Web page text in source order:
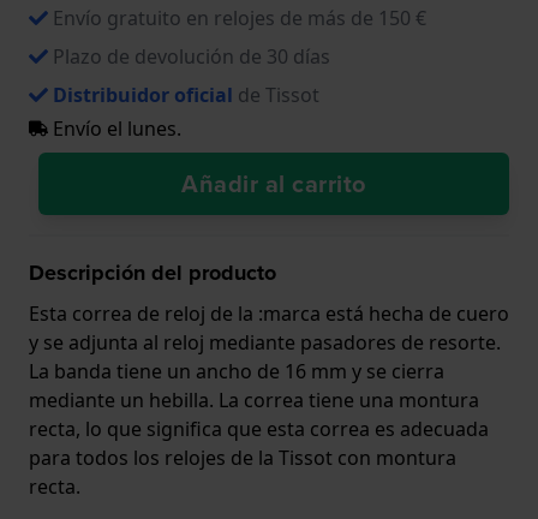
Envío gratuito en relojes de más de 150 €
Plazo de devolución de 30 días
Distribuidor oficial de Tissot
Envío el lunes.
Añadir al carrito
Descripción del producto
Esta correa de reloj de la :marca está hecha de cuero
y se adjunta al reloj mediante pasadores de resorte.
La banda tiene un ancho de 16 mm y se cierra
mediante un hebilla. La correa tiene una montura
recta, lo que significa que esta correa es adecuada
para todos los relojes de la Tissot con montura
recta.